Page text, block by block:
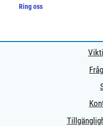
Ring oss